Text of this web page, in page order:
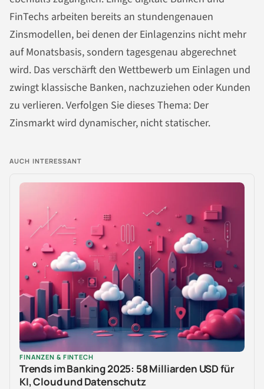
FinTechs arbeiten bereits an stundengenauen
Zinsmodellen, bei denen der Einlagenzins nicht mehr
auf Monatsbasis, sondern tagesgenau abgerechnet
wird. Das verschärft den Wettbewerb um Einlagen und
zwingt klassische Banken, nachzuziehen oder Kunden
zu verlieren. Verfolgen Sie dieses Thema: Der
Zinsmarkt wird dynamischer, nicht statischer.
AUCH INTERESSANT
FINANZEN & FINTECH
Trends im Banking 2025: 58 Milliarden USD für
KI, Cloud und Datenschutz